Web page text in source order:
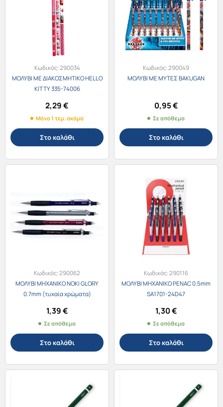
Κωδικός:290034
ΜΟΛΥΒΙ ΜΕ ΔΙΑΚΟΣΜΗΤΙΚΟ HELLO
KITTY 335-74006
2,29€
Μόνο 1 τεμ. ακόμα
Στο καλάθι
Κωδικός:290049
ΜΟΛΥΒΙ ΜΕ ΜΥΤΕΣ BAKUGAN
0,95€
Σε απόθεμα
Στο καλάθι
Κωδικός:290062
ΜΟΛΥΒΙ ΜΗΧΑΝΙΚΟ NOKI GLORY
0.7mm (τυχαία χρώματα)
1,39€
Σε απόθεμα
Στο καλάθι
Κωδικός:290116
ΜΟΛΥΒΙ ΜΗΧΑΝΙΚΟ ΡΕΝΑC 0.5mm
SA1701-24D47
1,30€
Σε απόθεμα
Στο καλάθι